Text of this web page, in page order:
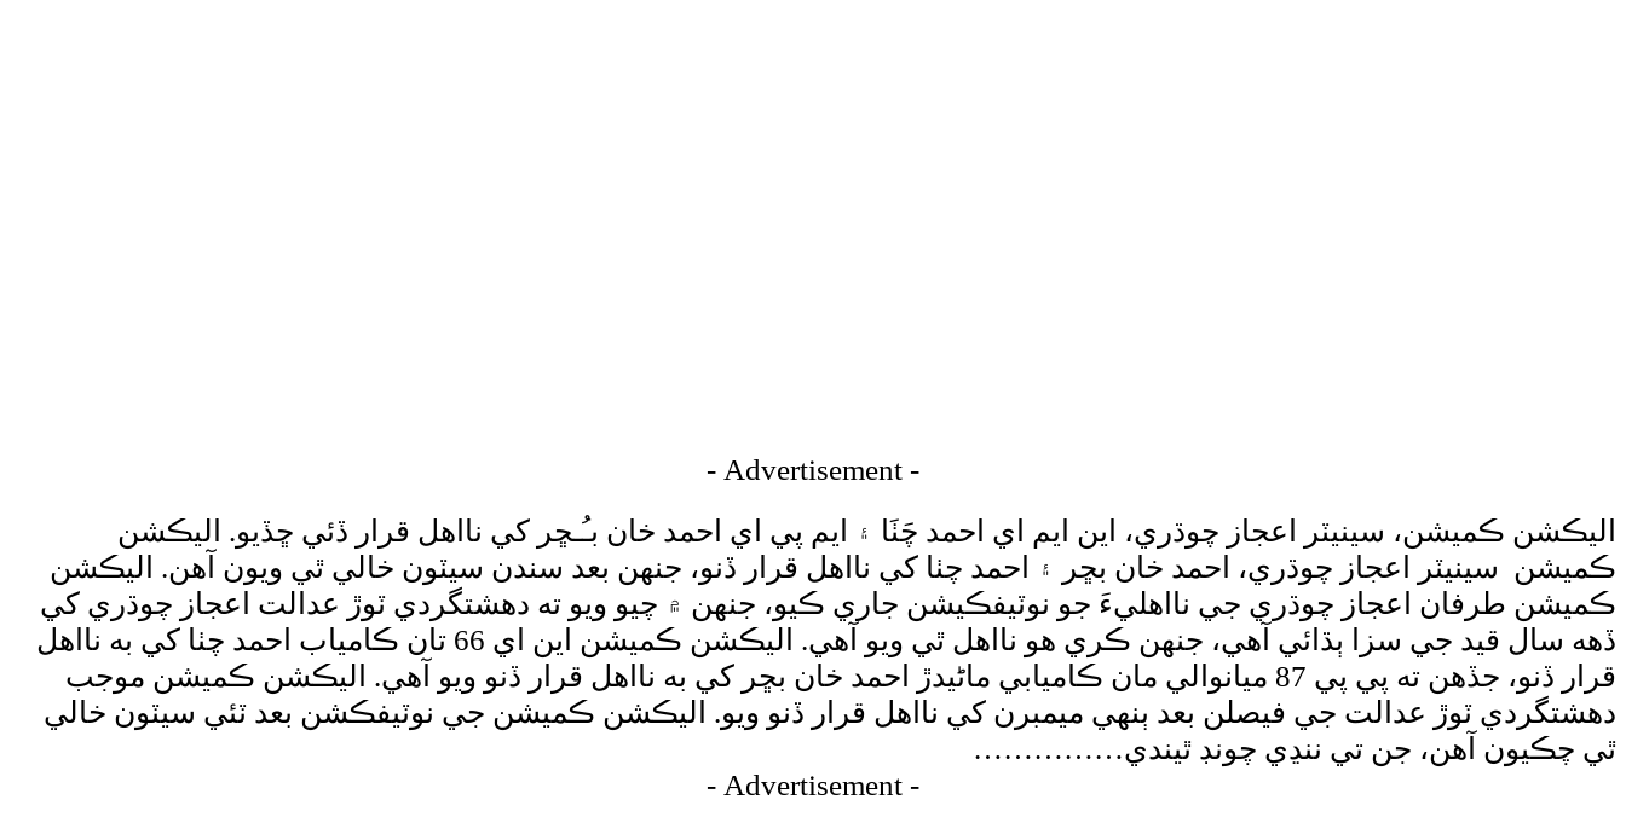
- Advertisement -
اليڪشن ڪميشن، سينيٽر اعجاز چوڌري، اين ايم اي احمد چَٺَا ۽ ايم پي اي احمد خان بـُـڇر کي نااهل قرار ڏئي ڇڏيو. اليڪشن
ڪميشن سينيٽر اعجاز چوڌري، احمد خان بڇر ۽ احمد چٺا کي نااهل قرار ڏنو، جنهن بعد سندن سيٽون خالي ٿي ويون آهن. اليڪشن
ڪميشن طرفان اعجاز چوڌري جي نااهليءَ جو نوٽيفڪيشن جاري ڪيو، جنهن ۾ چيو ويو ته دهشتگردي ٽوڙ عدالت اعجاز چوڌري کي
ڏهه سال قيد جي سزا ٻڌائي آهي، جنهن ڪري هو نااهل ٿي ويو آهي. اليڪشن ڪميشن اين اي 66 تان ڪامياب احمد چٺا کي به نااهل
قرار ڏنو، جڏهن ته پي پي 87 ميانوالي مان ڪاميابي ماڻيدڙ احمد خان بڇر کي به نااهل قرار ڏنو ويو آهي. اليڪشن ڪميشن موجب
دهشتگردي ٽوڙ عدالت جي فيصلن بعد ٻنهي ميمبرن کي نااهل قرار ڏنو ويو. اليڪشن ڪميشن جي نوٽيفڪشن بعد ٽئي سيٽون خالي
ٿي چڪيون آهن، جن تي ننڍي چونڊ ٿيندي……………
- Advertisement -